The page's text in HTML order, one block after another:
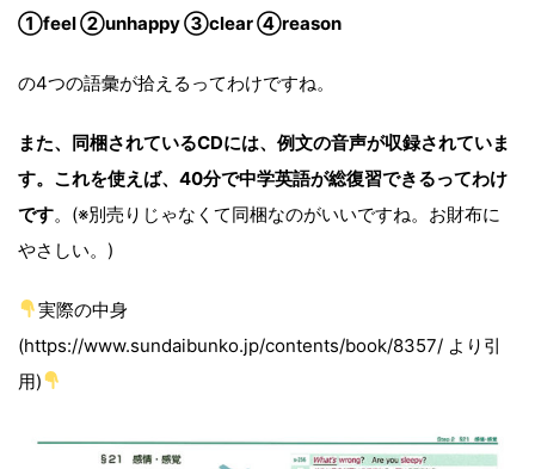
①feel ②unhappy ③clear ④reason
の4つの語彙が拾えるってわけですね。
また、同梱されているCDには、例文の音声が収録されていま
す。これを使えば、40分で中学英語が総復習できるってわけ
です。(※別売りじゃなくて同梱なのがいいですね。お財布に
やさしい。)
実際の中身
(https://www.sundaibunko.jp/contents/book/8357/ より引
用)